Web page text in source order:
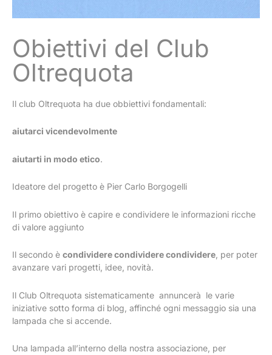
Obiettivi del Club
Oltrequota
Il club Oltrequota ha due obbiettivi fondamentali:
aiutarci vicendevolmente
aiutarti in modo etico.
Ideatore del progetto è Pier Carlo Borgogelli
Il primo obiettivo è capire e condividere le informazioni ricche
di valore aggiunto
Il secondo è condividere condividere condividere, per poter
avanzare vari progetti, idee, novità.
Il Club Oltrequota sistematicamente annuncerà le varie
iniziative sotto forma di blog, affinché ogni messaggio sia una
lampada che si accende.
Una lampada all’interno della nostra associazione, per